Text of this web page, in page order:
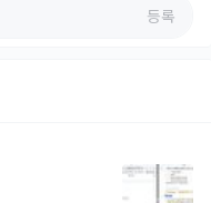
등록